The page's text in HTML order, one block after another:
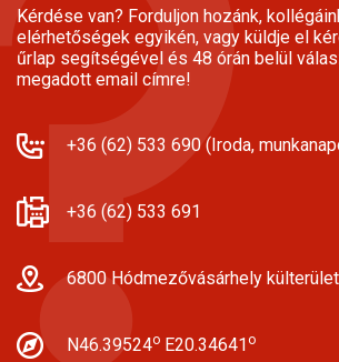
Kérdése van? Forduljon hozánk,
elérhetőségek egyikén, vagy küldje el
űrlap segítségével és 48 órán belül
megadott email címre!
+36 (62) 533 690 (Iroda,
+36 (62) 533 691
6800 Hódmezővásárhely
N46.39524o E20.34641 o